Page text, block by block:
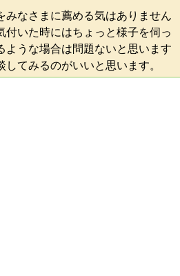
なさまに薦める気はありません
いた時にはちょっと様子を伺っ
うな場合は問題ないと思います
てみるのがいいと思います。